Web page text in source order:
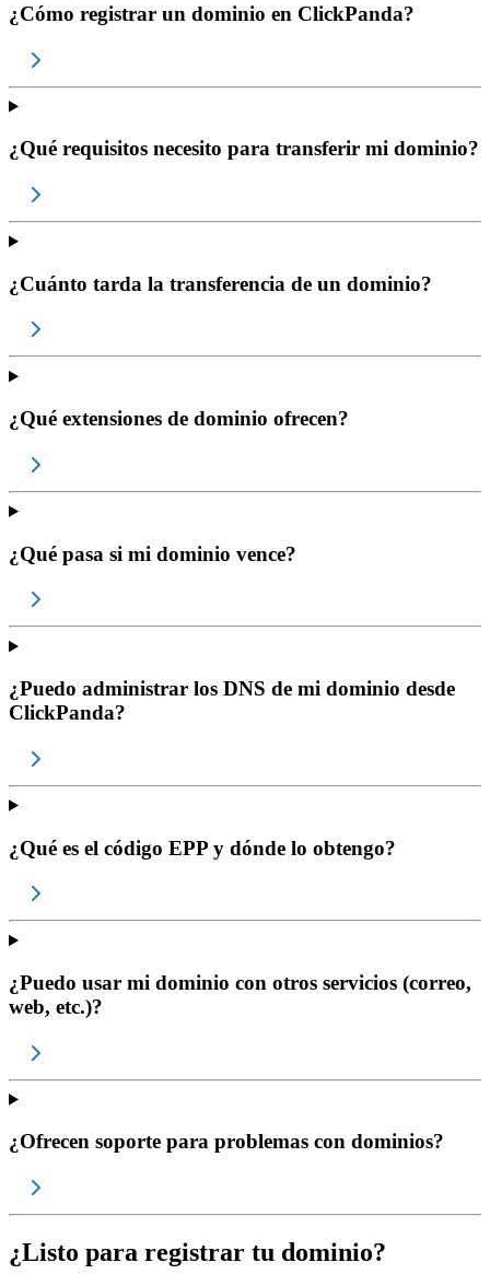
¿Cómo registrar un dominio en ClickPanda?
¿Qué requisitos necesito para transferir mi dominio?
¿Cuánto tarda la transferencia de un dominio?
¿Qué extensiones de dominio ofrecen?
¿Qué pasa si mi dominio vence?
¿Puedo administrar los DNS de mi dominio desde
ClickPanda?
¿Qué es el código EPP y dónde lo obtengo?
¿Puedo usar mi dominio con otros servicios (correo,
web, etc.)?
¿Ofrecen soporte para problemas con dominios?
¿Listo para registrar tu dominio?